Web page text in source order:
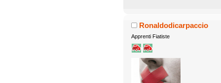
Ronaldodicarpaccio
Apprenti Fiatiste